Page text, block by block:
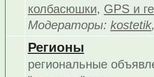
колбасюшки, GPS и
Модераторы: kostetik,
Регионы
региональные